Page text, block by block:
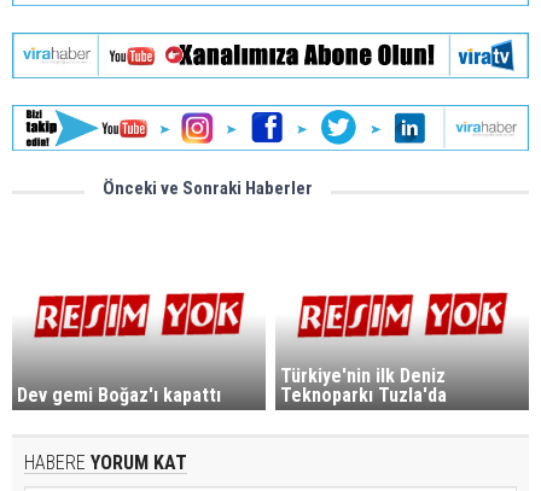
Önceki ve Sonraki Haberler
Dev gemi Boğaz'ı kapattı
Türkiye'nin ilk Deniz
Teknoparkı Tuzla'da
HABERE YORUM KAT